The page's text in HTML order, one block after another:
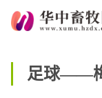
足球——